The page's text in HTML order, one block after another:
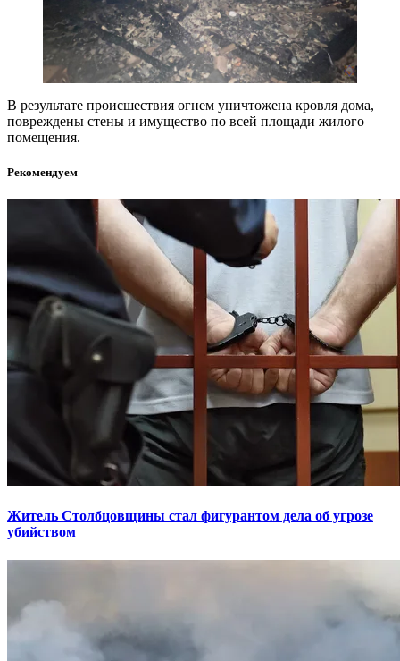
В результате происшествия огнем уничтожена кровля дома,
повреждены стены и имущество по всей площади жилого
помещения.
Рекомендуем
Житель Столбцовщины стал фигурантом дела об угрозе
убийством